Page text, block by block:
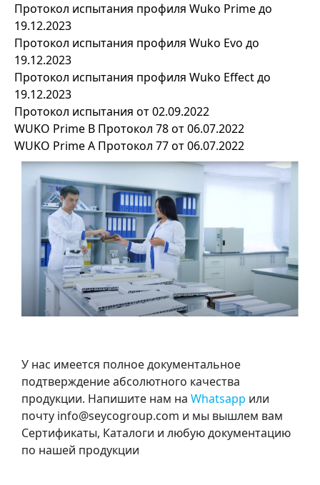
Протокол испытания профиля Wuko Prime до
19.12.2023
Протокол испытания профиля Wuko Evo до
19.12.2023
Протокол испытания профиля Wuko Effect до
19.12.2023
Протокол испытания от 02.09.2022
WUKO Prime B Протокол 78 от 06.07.2022
WUKO Prime A Протокол 77 от 06.07.2022
У нас имеется полное документальное
подтверждение абсолютного качества
продукции. Напишите нам на Whatsapp или
почту info@seycogroup.com и мы вышлем вам
Сертификаты, Каталоги и любую документацию
по нашей продукции